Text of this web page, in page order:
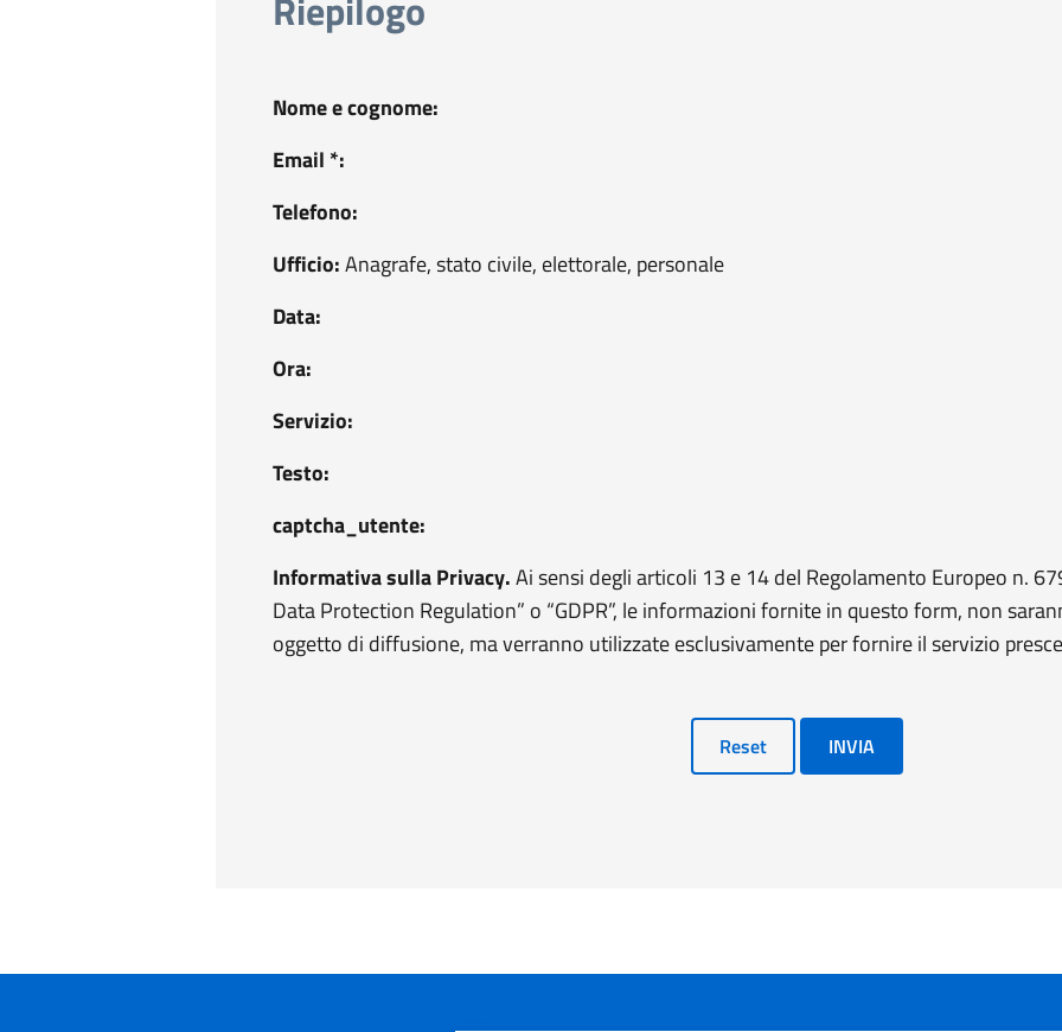
Nome e cognome:
Email *:
Telefono:
Ufficio:Anagrafe, stato civile, elettorale, personale
Data:
Ora:
Servizio:
Testo:
captcha_utente:
Informativa sulla Privacy.Ai sensi degli articoli 13 e 14 del Regolamento Europeo n.
Data Protection Regulation” o “GDPR”, le informazioni fornite in questo form, non
oggetto di diffusione, ma verranno utilizzate esclusivamente per fornire il servizio
Reset INVIA